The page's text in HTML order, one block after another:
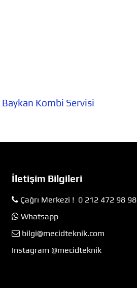
Baykan Kombi Servisi
İletişim Bilgileri
Çağrı Merkezi ! 0 212 472 98 98
Whatsapp
bilgi@mecidteknik.com
Instagram @mecidteknik